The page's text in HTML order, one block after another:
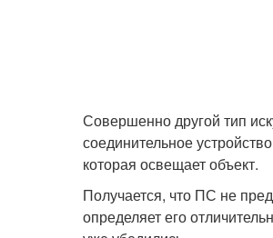
Совершенно другой тип
соединительное
которая освещает объект.
Получается, что ПС не
определяет его